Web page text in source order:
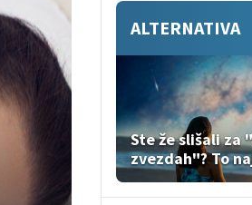
ALTERNATIVA
Ste že slišali za
zvezdah"? To